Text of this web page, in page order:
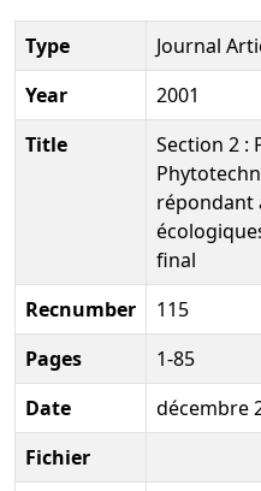
Type
Journal
Year
2001
Title
Section 2 :
répondant
final
Recnumber
115
Pages
1-85
Date
décembre
Fichier